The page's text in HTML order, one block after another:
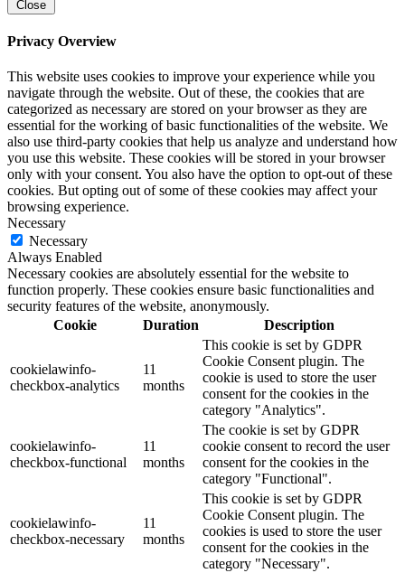
Close
Privacy Overview
This website uses cookies to improve your experience while you
navigate through the website. Out of these, the cookies that are
categorized as necessary are stored on your browser as they are
essential for the working of basic functionalities of the website. We
also use third-party cookies that help us analyze and understand how
you use this website. These cookies will be stored in your browser
only with your consent. You also have the option to opt-out of these
cookies. But opting out of some of these cookies may affect your
browsing experience.
Necessary
Necessary
Always Enabled
Necessary cookies are absolutely essential for the website to
function properly. These cookies ensure basic functionalities and
security features of the website, anonymously.
Cookie
Duration Description
cookielawinfo-
checkbox-analytics
11
months
This cookie is set by GDPR
Cookie Consent plugin. The
cookie is used to store the user
consent for the cookies in the
category "Analytics".
cookielawinfo-
checkbox-functional
11
months
The cookie is set by GDPR
cookie consent to record the user
consent for the cookies in the
category "Functional".
cookielawinfo-
checkbox-necessary
11
months
This cookie is set by GDPR
Cookie Consent plugin. The
cookies is used to store the user
consent for the cookies in the
category "Necessary".